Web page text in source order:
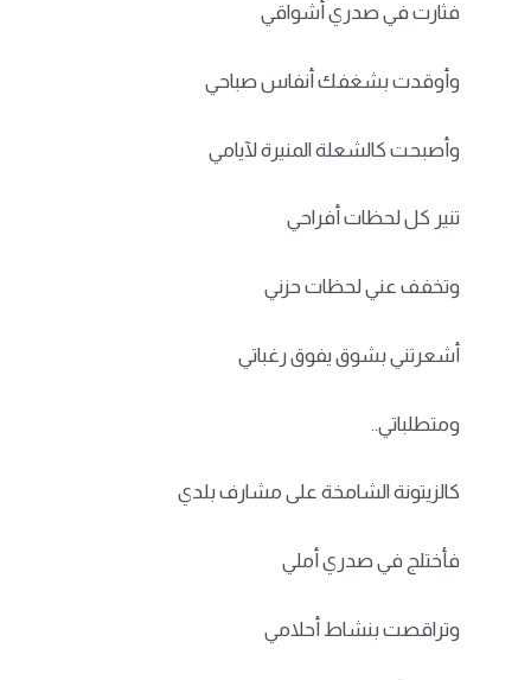
فثارت في صدري أشواقي
وأوقدت بشغفك أنفاس صباحي
وأصبحت كالشعلة المنيرة لآيامي
تنير كل لحظات أفراحي
وتخفف عني لحظات حزني
أشعرتني بشوق يفوق رغباتي
ومتطلباتي..
كالزيتونة الشامخة على مشارف بلدي
فأختلج في صدري أملي
وتراقصت بنشاط أحلامي